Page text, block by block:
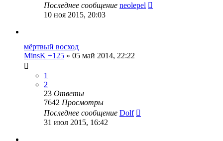
Последнее сообщение neolepel
10 ноя 2015, 20:03
мёртвый восход
MinsK +125 » 05 май 2014, 22:22
1
2
23 Ответы
7642 Просмотры
Последнее сообщение Dolf
31 июл 2015, 16:42